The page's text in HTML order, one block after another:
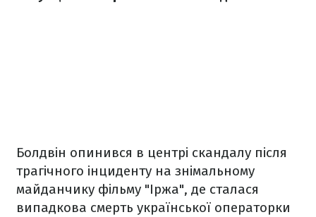
Болдвін опинився в центрі скандалу після
трагічного інциденту на знімальному
майданчику фільму "Іржа", де сталася
випадкова смерть української операторки